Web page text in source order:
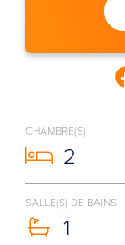
CHAMBRE(S)
2
SALLE(S) DE BAINS
1